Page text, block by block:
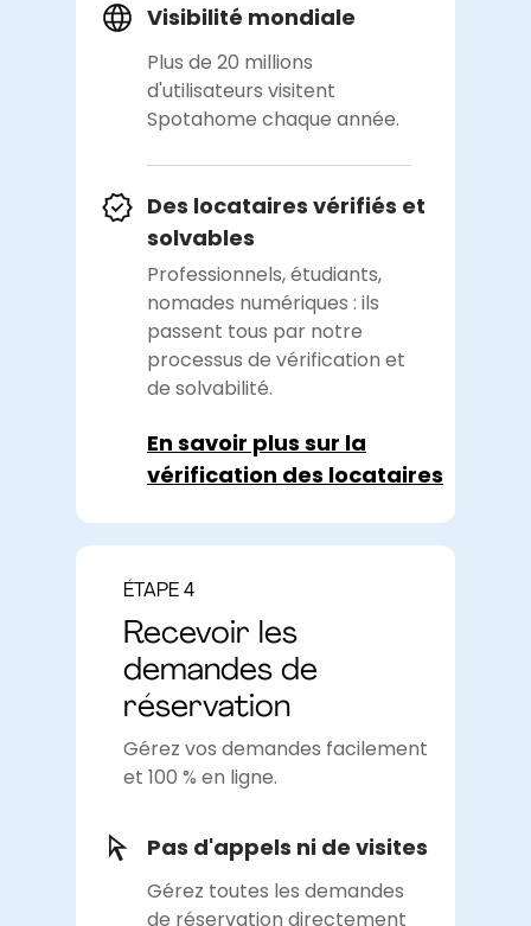
Visibilité mondiale
Plus de 20 millions
d'utilisateurs visitent
Spotahome chaque année.
Des locataires vérifiés et
solvables
Professionnels, étudiants,
nomades numériques : ils
passent tous par notre
processus de vérification et
de solvabilité.
En savoir plus sur la
vérification des locataires
ÉTAPE 4
Recevoir les
demandes de
réservation
Gérez vos demandes facilement
et 100 % en ligne.
Pas d'appels ni de visites
Gérez toutes les demandes
de réservation directement